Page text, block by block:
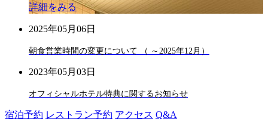
詳細をみる
2025年05月06日
朝食営業時間の変更について （ ～2025年12月）
2023年05月03日
オフィシャルホテル特典に関するお知らせ
宿泊予約 レストラン予約 アクセス Q&A